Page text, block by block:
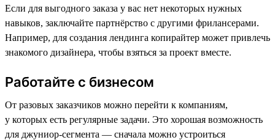
Если для выгодного заказа у вас нет некоторых нужных
навыков, заключайте партнёрство с другими фрилансерами.
Например, для создания лендинга копирайтер может привлечь
знакомого дизайнера, чтобы взяться за проект вместе.
Работайте с бизнесом
От разовых заказчиков можно перейти к компаниям,
у которых есть регулярные задачи. Это хорошая возможность
для джуниор-сегмента — сначала можно устроиться